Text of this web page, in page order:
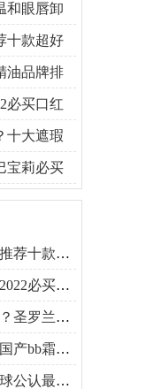
和眼唇卸
十款超好
油品牌排
必买口红
十大遮瑕
宝莉必买
款超好用
口红排行
兰公认最
排行榜前
最好用的